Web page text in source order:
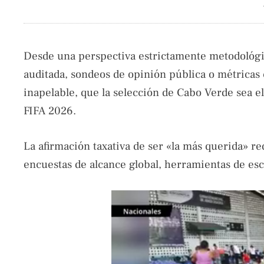
Desde una perspectiva estrictamente
auditada, sondeos de opinión pública o
inapelable, que la selección de Cabo Verde sea
FIFA 2026.
La afirmación taxativa de ser «la más querida»
encuestas de alcance global, herramientas de